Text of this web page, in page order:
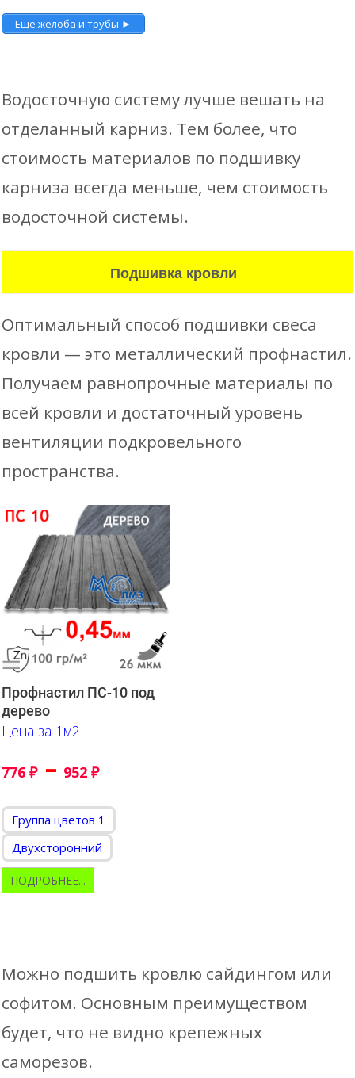
Еще желоба и трубы ►
Водосточную систему лучше вешать на
отделанный карниз. Тем более, что
стоимость материалов по подшивку
карниза всегда меньше, чем стоимость
водосточной системы.
Подшивка кровли
Оптимальный способ подшивки свеса
кровли — это металлический профнастил.
Получаем равнопрочные материалы по
всей кровли и достаточный уровень
вентиляции подкровельного
пространства.
Профнастил ПС-10 под
дерево
Цена за 1м2
776 ₽ – 952 ₽
Группа цветов 1
Двухсторонний
ПОДРОБНЕЕ...
Можно подшить кровлю сайдингом или
софитом. Основным преимуществом
будет, что не видно крепежных
саморезов.